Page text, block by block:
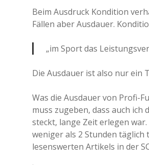
Beim Ausdruck Kondition
Fällen aber Ausdauer.
„im Sport das
Die Ausdauer ist also nur ein
Was die Ausdauer von Profi-
muss zugeben, dass auch ich
steckt, lange Zeit erlegen
weniger als 2 Stunden täglich
lesenswerten Artikels in der